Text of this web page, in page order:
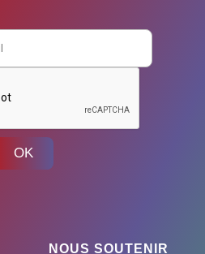
OK
NOUS SOUTENIR